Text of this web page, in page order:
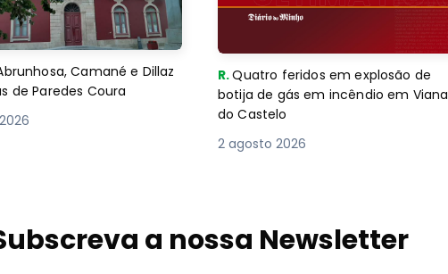
Camané e Dillaz
de Paredes Coura
R.Quatro feridos em explosão de
botija de gás em incêndio em Viana
do Castelo
2 agosto 2026
a nossa Newsletter